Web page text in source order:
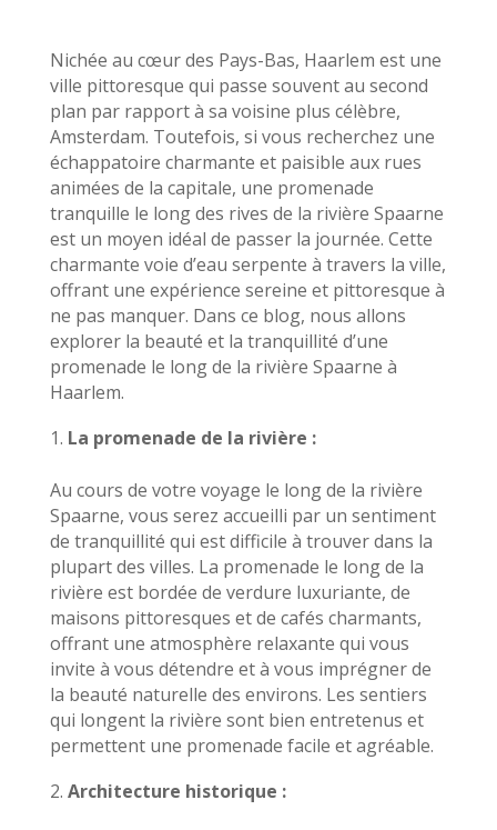
Nichée au cœur des Pays-Bas, Haarlem est une
ville pittoresque qui passe souvent au second
plan par rapport à sa voisine plus célèbre,
Amsterdam. Toutefois, si vous recherchez une
échappatoire charmante et paisible aux rues
animées de la capitale, une promenade
tranquille le long des rives de la rivière Spaarne
est un moyen idéal de passer la journée. Cette
charmante voie d’eau serpente à travers la ville,
offrant une expérience sereine et pittoresque à
ne pas manquer. Dans ce blog, nous allons
explorer la beauté et la tranquillité d’une
promenade le long de la rivière Spaarne à
Haarlem.
La promenade de la rivière :
Au cours de votre voyage le long de la rivière
Spaarne, vous serez accueilli par un sentiment
de tranquillité qui est difficile à trouver dans la
plupart des villes. La promenade le long de la
rivière est bordée de verdure luxuriante, de
maisons pittoresques et de cafés charmants,
offrant une atmosphère relaxante qui vous
invite à vous détendre et à vous imprégner de
la beauté naturelle des environs. Les sentiers
qui longent la rivière sont bien entretenus et
permettent une promenade facile et agréable.
Architecture historique :